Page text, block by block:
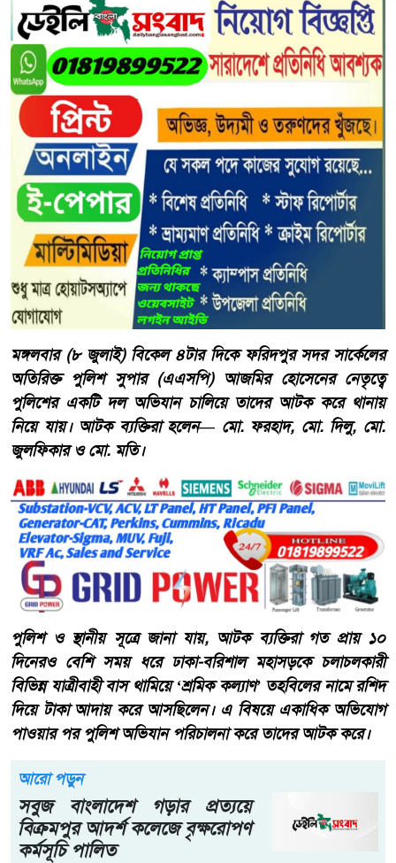
মঙ্গলবার (৮ জুলাই) বিকেল ৪টার দিকে ফরিদপুর সদর সার্কেলের
অতিরিক্ত পুলিশ সুপার (এএসপি) আজমির হোসেনের নেতৃত্বে
পুলিশের একটি দল অভিযান চালিয়ে তাদের আটক করে থানায়
নিয়ে যায়। আটক ব্যক্তিরা হলেন— মো. ফরহাদ, মো. দিলু, মো.
জুলফিকার ও মো. মতি।
পুলিশ ও স্থানীয় সূত্রে জানা যায়, আটক ব্যক্তিরা গত প্রায় ১০
দিনেরও বেশি সময় ধরে ঢাকা-বরিশাল মহাসড়কে চলাচলকারী
বিভিন্ন যাত্রীবাহী বাস থামিয়ে ‘শ্রমিক কল্যাণ’ তহবিলের নামে রশিদ
দিয়ে টাকা আদায় করে আসছিলেন। এ বিষয়ে একাধিক অভিযোগ
পাওয়ার পর পুলিশ অভিযান পরিচালনা করে তাদের আটক করে।
আরো পড়ুন
সবুজ বাংলাদেশ গড়ার প্রত্যয়ে
বিক্রমপুর আদর্শ কলেজে বৃক্ষরোপণ
কর্মসূচি পালিত